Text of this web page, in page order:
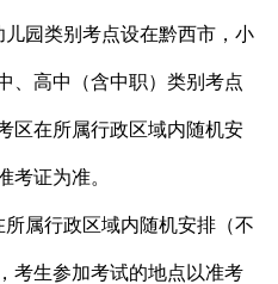
儿园类别考点设在黔西市，小
、高中（含中职）类别考点
区在所属行政区域内随机安
考证为准。
所属行政区域内随机安排（不
考生参加考试的地点以准考